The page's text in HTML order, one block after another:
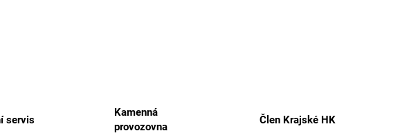
servis
Kamenná
provozovna
Člen Krajské HK